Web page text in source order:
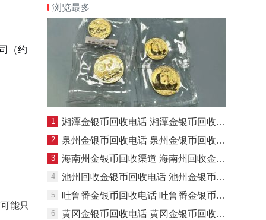
（约
能只
浏览最多
1 湘潭金银币回收电话 湘潭金银币回收价格
2 泉州金银币回收电话 泉州金银币回收价格
3 海南州金银币回收渠道 海南州回收金银币最新价格
4 池州回收金银币回收电话 池州金银币回收渠道
5 吐鲁番金银币回收电话 吐鲁番金银币回收最新价格
6 黄冈金银币回收电话 黄冈金银币回收价格